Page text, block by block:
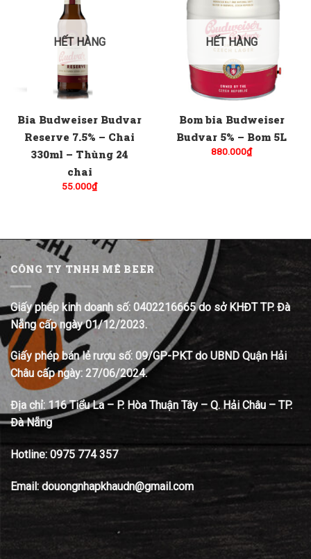
HẾT HÀNG
Bia Budweiser Budvar
Reserve 7.5% – Chai
330ml – Thùng 24
chai
55.000₫
HẾT HÀNG
Bom bia Budweiser
Budvar 5% – Bom 5L
880.000₫
CÔNG TY TNHH MÊ BEER
Giấy phép kinh doanh số: 0402216665 do sở KHĐT TP. Đà
Nẵng cấp ngày 01/12/2023.
Giấy phép bán lẻ rượu số: 09/GP-PKT do UBND Quận Hải
Châu cấp ngày: 27/06/2024.
Địa chỉ: 116 Tiểu La – P. Hòa Thuận Tây – Q. Hải Châu – TP.
Đà Nẵng
Hotline: 0975 774 357
Email: douongnhapkhaudn@gmail.com